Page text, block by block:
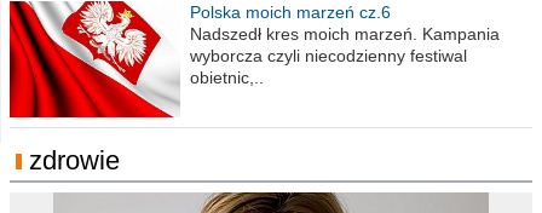
Polska moich marzeń cz.6
Nadszedł kres moich marzeń. Kampania
wyborcza czyli niecodzienny festiwal
obietnic,..
zdrowie